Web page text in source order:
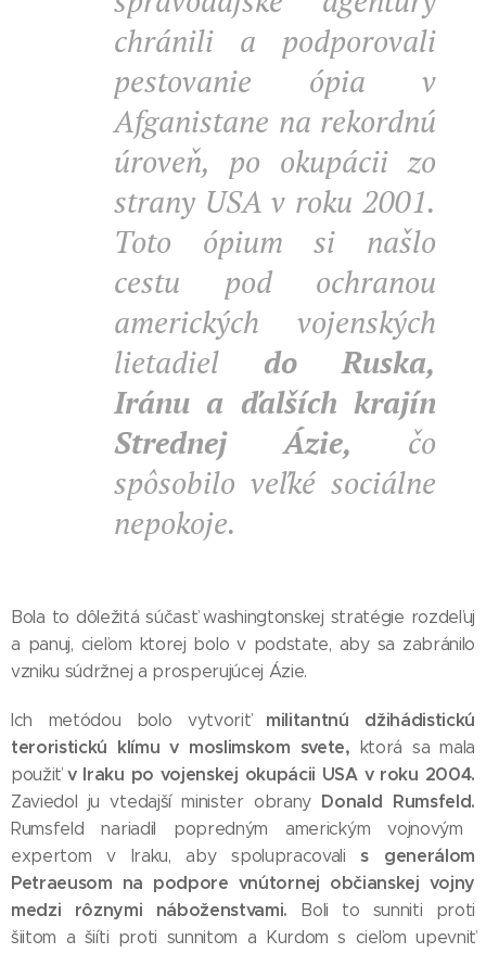
chránili a podporovali
pestovanie ópia v
Afganistane na rekordnú
úroveň, po okupácii zo
strany USA v roku 2001.
Toto ópium si našlo
cestu pod ochranou
amerických vojenských
lietadiel do Ruska,
Iránu a ďalších krajín
Strednej Ázie, čo
spôsobilo veľké sociálne
nepokoje.
Bola to dôležitá súčasť washingtonskej stratégie rozdeľuj
a panuj, cieľom ktorej bolo v podstate, aby sa zabránilo
vzniku súdržnej a prosperujúcej Ázie.
Ich metódou bolo vytvoriť militantnú džihádistickú
teroristickú klímu v moslimskom svete, ktorá sa mala
použiť v Iraku po vojenskej okupácii USA v roku 2004.
Zaviedol ju vtedajší minister obrany Donald Rumsfeld.
Rumsfeld nariadil popredným americkým vojnovým
expertom v Iraku, aby spolupracovalis generálom
Petraeusom na podpore vnútornej občianskej vojny
medzi rôznymi náboženstvami. Boli to sunniti proti
šiitom a šiíti proti sunnitom a Kurdom s cieľom upevniť